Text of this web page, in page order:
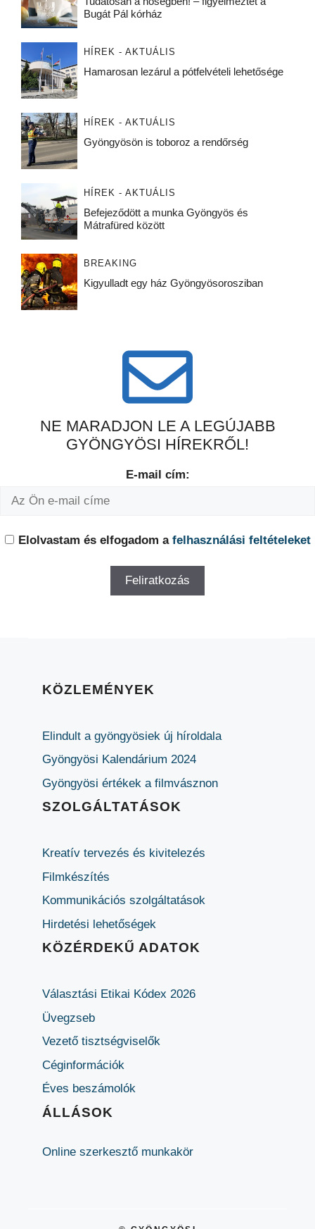
Bugát Pál kórház
HÍREK - AKTUÁLIS
Hamarosan lezárul a pótfelvételi lehetősége
HÍREK - AKTUÁLIS
Gyöngyösön is toboroz a rendőrség
HÍREK - AKTUÁLIS
Befejeződött a munka Gyöngyös és
Mátrafüred között
BREAKING
Kigyulladt egy ház Gyöngyösorosziban
NE MARADJON LE A LEGÚJABB
GYÖNGYÖSI HÍREKRŐL!
E-mail cím:
Elolvastam és elfogadom a felhasználási feltételeket
KÖZLEMÉNYEK
Elindult a gyöngyösiek új híroldala
Gyöngyösi Kalendárium 2024
Gyöngyösi értékek a filmvásznon
SZOLGÁLTATÁSOK
Kreatív tervezés és kivitelezés
Filmkészítés
Kommunikációs szolgáltatások
Hirdetési lehetőségek
KÖZÉRDEKŰ ADATOK
Választási Etikai Kódex 2026
Üvegzseb
Vezető tisztségviselők
Céginformációk
Éves beszámolók
ÁLLÁSOK
Online szerkesztő munkakör